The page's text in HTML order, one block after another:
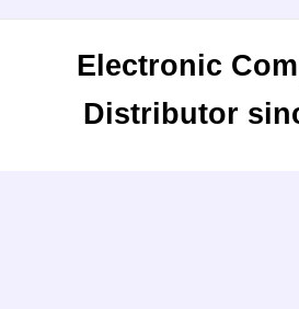
Electronic
Distributor